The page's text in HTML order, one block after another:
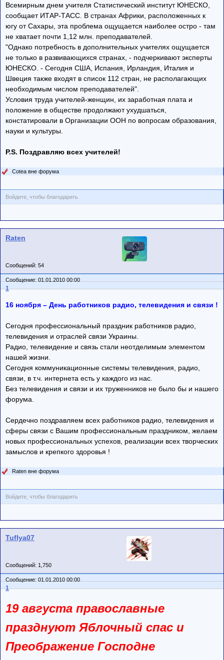
Всемирным днем учителя Статистический институт ЮНЕСКО,
сообщает ИТАР-ТАСС. В странах Африки, расположенных к
югу от Сахары, эта проблема ощущается наиболее остро - там
не хватает почти 1,12 млн. преподавателей.
"Однако потребность в дополнительных учителях ощущается
не только в развивающихся странах, - подчеркивают эксперты
ЮНЕСКО. - Сегодня США, Испания, Ирландия, Италия и
Швеция также входят в список 112 стран, не располагающих
необходимым числом преподавателей".
Условия труда учителей-женщин, их заработная плата и
положение в обществе продолжают ухудшаться,
констатировали в Организации ООН по вопросам образования,
науки и культуры.
P.S. Поздравляю всех учителей!
Cotea вне форума
Войдите, чтобы благодарить
Raten
Сообщений: 54
Сообщение: 01.01.2010 00:00
1
16 ноября – День работников радио, телевидения и связи !
Сегодня профессиональный праздник работников радио,
телевидения и отраслей связи Украины.
Радио, телевидение и связь стали неотделимым элементом
нашей жизни.
Сегодня коммуникационные системы телевидения, радио,
связи, в т.ч. интернета есть у каждого из нас.
Без телевидения и связи и их труженников не было бы и нашего
форума.
Сердечно поздравляем всех работников радио, телевидения и
сферы связи с Вашим профессиональным праздником, желаем
новых профессиональных успехов, реализации всех творческих
замыслов и крепкого здоровья !
Raten вне форума
Войдите, чтобы благодарить
Tuflya07
Сообщений: 1,750
Сообщение: 01.01.2010 00:00
1
19 августа православные
празднуют Яблочный спас и
Преображение Господне